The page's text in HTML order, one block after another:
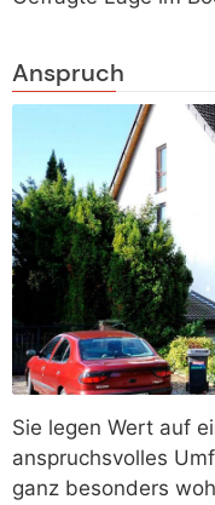
Anspruch
Sie legen Wert auf
anspruchsvolles
ganz besonders